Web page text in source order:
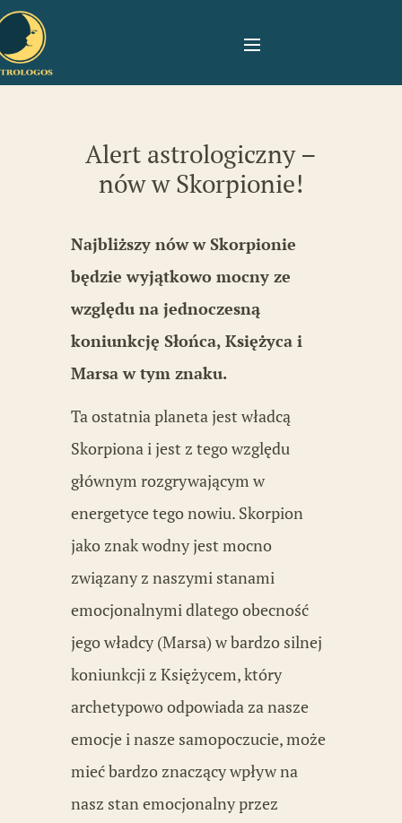
Alert astrologiczny –
nów w Skorpionie!
Najbliższy nów w Skorpionie
będzie wyjątkowo mocny ze
względu na jednoczesną
koniunkcję Słońca, Księżyca i
Marsa w tym znaku.
Ta ostatnia planeta jest władcą
Skorpiona i jest z tego względu
głównym rozgrywającym w
energetyce tego nowiu. Skorpion
jako znak wodny jest mocno
związany z naszymi stanami
emocjonalnymi dlatego obecność
jego władcy (Marsa) w bardzo silnej
koniunkcji z Księżycem, który
archetypowo odpowiada za nasze
emocje i nasze samopoczucie, może
mieć bardzo znaczący wpływ na
nasz stan emocjonalny przez